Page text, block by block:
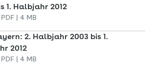
1. Halbjahr 2012
| 4 MB
2. Halbjahr 2003 bis 1.
2012
| 4 MB